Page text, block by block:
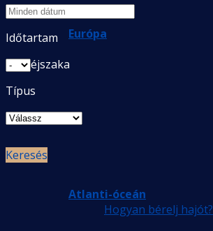
Európa
Atlanti-óceán
Időtartam
éjszaka
Típus
Keresés
Hogyan bérelj hajót?